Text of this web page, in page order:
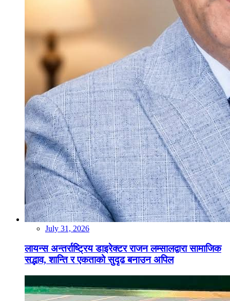
July 31, 2026
लायन्स अन्तर्राष्ट्रिय डाइरेक्टर राजन लम्सालद्वारा सामाजिक
सद्भाव, शान्ति र एकताको सुदृढ बनाउन अपिल